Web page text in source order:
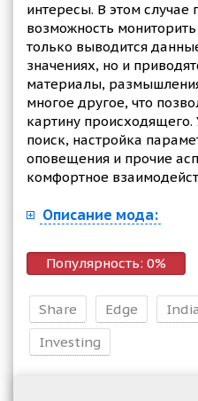
интересы. В этом случае
возможность
только выводится
значениях, но и
материалы,
многое другое, что
картину
поиск, настройка
оповещения и прочие
комфортное
Описание мода:
Популярность: 0%
Share Edge
Investing